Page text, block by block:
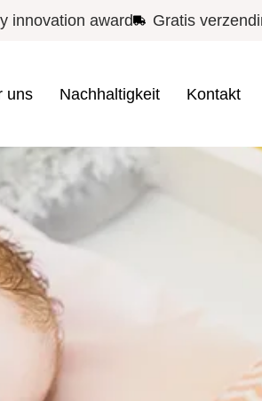
innovation award Gratis
uns Nachhaltigkeit Kontakt